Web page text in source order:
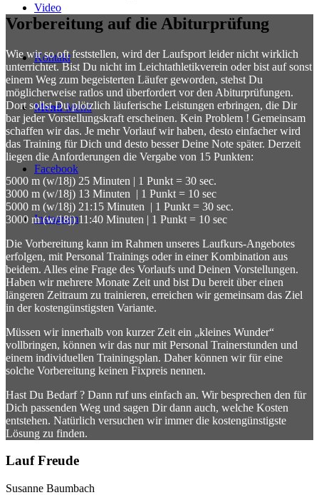
Video
Kontakt
Menü Menü
Facebook
Instagram
Vorbereitung auf die Abiturprüfung
Wie wir so oft feststellen, wird der Laufsport leider nicht wirklich
unterrichtet. Bist Du nicht im Leichtathletikverein oder bist auf sonst
einem Weg zum begeisterten Läufer geworden, stehst Du
möglicherweise ratlos und überfordert vor den Abiturprüfungen.
Dort sollst Du plötzlich läuferische Leistungen erbringen, die Dir
bar jeder Vorstellungskraft erscheinen. Kein Problem ! Gemeinsam
schaffen wir das. Je mehr Vorlauf wir haben, desto einfacher wird
das Training für Dich und desto besser Deine Note später. Derzeit
liegen die Anforderungen die Vergabe von 15 Punkten:
5000 m (w/18j) 25 Minuten | 1 Punkt = 30 sec.
3000 m (w/18j) 13 Minuten | 1 Punkt = 10 sec
5000 m (w/18j) 21:15 Minuten | 1 Punkt = 30 sec.
3000 m (w/18j) 11:40 Minuten | 1 Punkt = 10 sec
Die Vorbereitung kann im Rahmen unseres Laufkurs-Angebotes
erfolgen, mit Personal Trainings oder in einer Kombination aus
beidem. Alles eine Frage des Vorlaufs und Deinen Vorstellungen.
Haben wir mehrere Monate Zeit und bist Du bereit über einen
längeren Zeitraum zu trainieren, erreichen wir gemeinsam das Ziel
in der kostengünstigsten Variante.
Müssen wir innerhalb von kurzer Zeit ein „kleines Wunder“
vollbringen, können wir das nur mit Personal Trainerstunden und
einem individuellen Trainingsplan. Daher können wir für eine
solche Vorbereitung keinen Fixpreis nennen.
Hast Du Bedarf ? Dann ruf uns einfach an. Wir besprechen den für
Dich passenden Weg und sagen Dir dann auch, welche Kosten
entstehen. Natürlich versuchen wir immer die kostengünstigste
Lösung zu finden.
Lauf Freude
Susanne Baumbach